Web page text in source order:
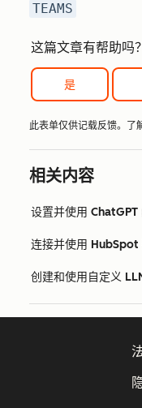
TEAMS
这篇文章有帮助吗？
是
此表单仅供记载反馈。了
相关内容
设置并使用
连接并使用 HubSpot
创建和使用自定义